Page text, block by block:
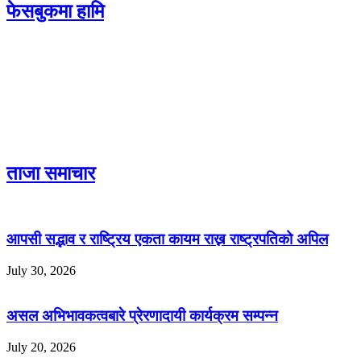
फेसबुकमा हामि
ताजा समाचार
आपसी सद्भाव र राष्ट्रिय एकता कायम राख्न राष्ट्रपतिको अपिल
July 30, 2026
असल अभिभावकत्वबारे प्रेरणादायी कार्यक्रम सम्पन्न
July 20, 2026